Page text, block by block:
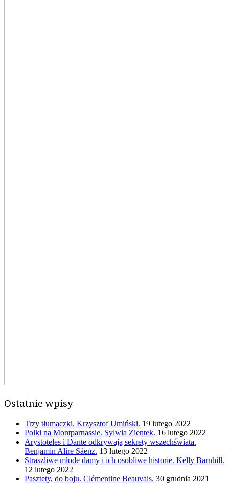
Ostatnie wpisy
Trzy tłumaczki. Krzysztof Umiński. 19 lutego 2022
Polki na Montparnassie. Sylwia Zientek. 16 lutego 2022
Arystoteles i Dante odkrywają sekrety wszechświata.
Benjamin Alire Sáenz. 13 lutego 2022
Straszliwe młode damy i ich osobliwe historie. Kelly Barnhill.
12 lutego 2022
Pasztety, do boju. Clémentine Beauvais. 30 grudnia 2021